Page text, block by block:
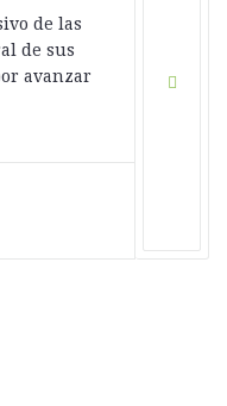
de las
de sus
avanzar